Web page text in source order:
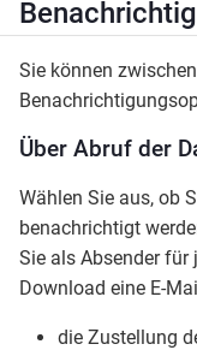
Sie können
Über Abruf der
Wählen Sie aus, ob
benachrichtigt
Sie als Absender für
Download eine E-
die Zustellung